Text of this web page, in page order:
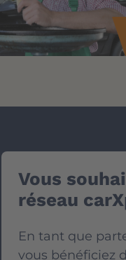
Vous
réseau
En tant que
vous bénéficiez